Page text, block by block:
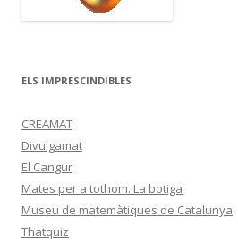
ELS IMPRESCINDIBLES
CREAMAT
Divulgamat
El Cangur
Mates per a tothom. La botiga
Museu de matemàtiques de Catalunya
Thatquiz